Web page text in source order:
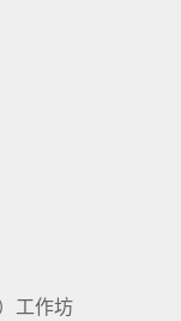
工作坊